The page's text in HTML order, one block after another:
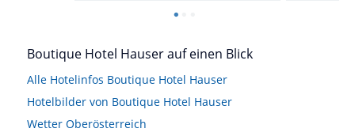
Boutique Hotel Hauser auf einen Blick
Alle Hotelinfos Boutique Hotel Hauser
Hotelbilder von Boutique Hotel Hauser
Wetter Oberösterreich